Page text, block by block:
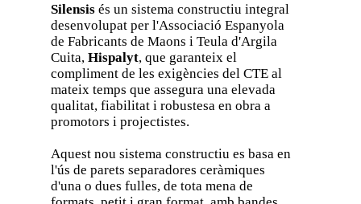
Silensisés un sistema constructiu integral
desenvolupat per l'Associació Espanyola
de Fabricants de Maons i Teula d'Argila
Cuita, Hispalyt, que garanteix el
compliment de les exigències del CTE al
mateix temps que assegura una elevada
qualitat, fiabilitat i robustesa en obra a
promotors i projectistes.
Aquest nou sistema constructiu es basa en
l'ús de parets separadores ceràmiques
d'una o dues fulles, de tota mena de